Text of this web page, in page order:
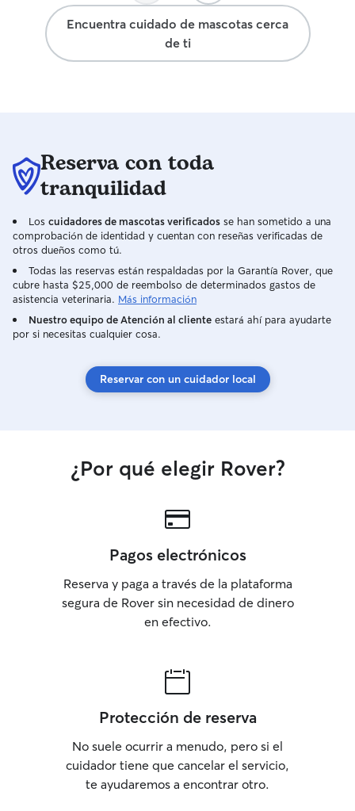
Encuentra cuidado de mascotas cerca
de ti
Reserva con toda
tranquilidad
Los cuidadores de mascotas verificados se han sometido a una
comprobación de identidad y cuentan con reseñas verificadas de
otros dueños como tú.
Todas las reservas están respaldadas por la Garantía Rover, que
cubre hasta $25,000 de reembolso de determinados gastos de
asistencia veterinaria. Más información
Nuestro equipo de Atención al cliente estará ahí para ayudarte
por si necesitas cualquier cosa.
Reservar con un cuidador local
¿Por qué elegir Rover?
Pagos electrónicos
Reserva y paga a través de la plataforma
segura de Rover sin necesidad de dinero
en efectivo.
Protección de reserva
No suele ocurrir a menudo, pero si el
cuidador tiene que cancelar el servicio,
te ayudaremos a encontrar otro.